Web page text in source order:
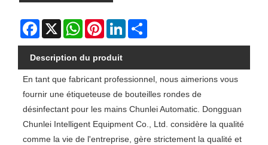
Facebook
X WhatsAppPinterestLinkedIn
Description du produit
En tant que fabricant professionnel, nous aimerions vous
fournir une étiqueteuse de bouteilles rondes de
désinfectant pour les mains Chunlei Automatic. Dongguan
Chunlei Intelligent Equipment Co., Ltd. considère la qualité
comme la vie de l'entreprise, gère strictement la qualité et